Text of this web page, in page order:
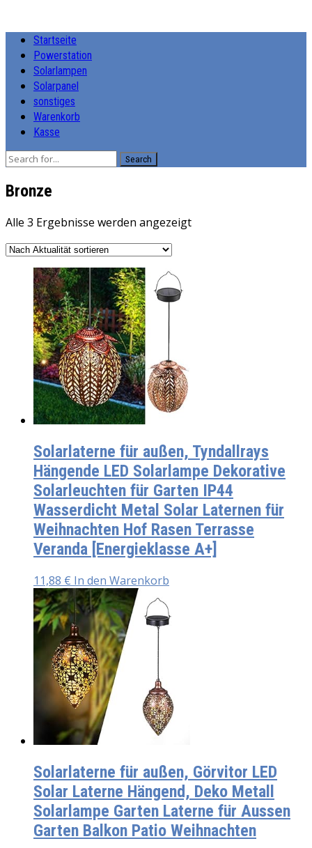
Startseite
Powerstation
Solarlampen
Solarpanel
sonstiges
Warenkorb
Kasse
Search
‎Bronze
Alle 3 Ergebnisse werden angezeigtNach
Solarlaterne für außen, Tyndallrays
Hängende LED Solarlampe Dekorative
Solarleuchten für Garten IP44
Wasserdicht Metal Solar Laternen für
Weihnachten Hof Rasen Terrasse
Veranda [Energieklasse A+]
11,88 € In den Warenkorb
Solarlaterne für außen, Görvitor LED
Solar Laterne Hängend, Deko Metall
Solarlampe Garten Laterne für Aussen
Garten Balkon Patio Weihnachten